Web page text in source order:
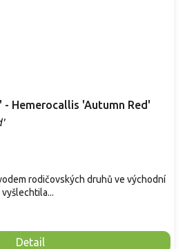
- Hemerocallis 'Autumn Red'
Detail
rodičovských druhů ve východní